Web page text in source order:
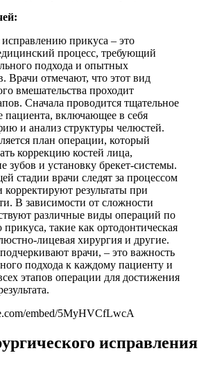
прикуса – это
процесс, требующий
подхода и опытных
Врачи отмечают, что этот вид
вмешательства проходит
Сначала проводится тщательное
пациента, включающее в себя
и анализ структуры челюстей.
план операции, который
коррекцию костей лица,
зубов и установку брекет-системы.
стадии врачи следят за процессом
корректируют результаты при
В зависимости от сложности
различные виды операций по
такие как ортодонтическая
лицевая хирургия и другие.
врачи, – это важность
подхода к каждому пациенту и
этапов операции для достижения
embed/5MyHVCfLwcA
исправления